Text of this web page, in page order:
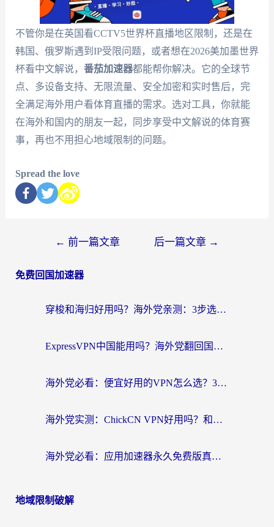
不管你是在英国看CCTV5世界杯直播地区限制，还是在
韩国、俄罗斯遇到IP受限问题，或者想在2026美加墨世界
杯看中文解说， 番茄加速器都能帮你解决。它的全球节
点、多设备支持、无限流量、安全加密和实时售后，完
全满足海外用户看体育直播的需求。选对工具，你就能
在海外和国内的朋友一起，同步享受中文解说的体育赛
事，再也不用担心地域限制的问题。
Spread the love
← 前一篇文章 后一篇文章 →
免费回国加速器
穿梭和海归好用吗？海外党亲测：3步选对回国加速器，无缝刷国内剧玩手游
ExpressVPN中国能用吗？海外党翻回国内的加速器选择指南（附番茄加速器实测）
海外党必看：便宜好用的VPN怎么选？3步解决回国访问难题+Steam改区技巧
海外党实测：ChickCN VPN好用吗？和OurPlay VPN对比哪个回国效果更好？附避坑指南
海外党必看：应用加速器永久免费版真的靠谱吗？教你选对回国加速器无缝刷国内资源
地域限制破解